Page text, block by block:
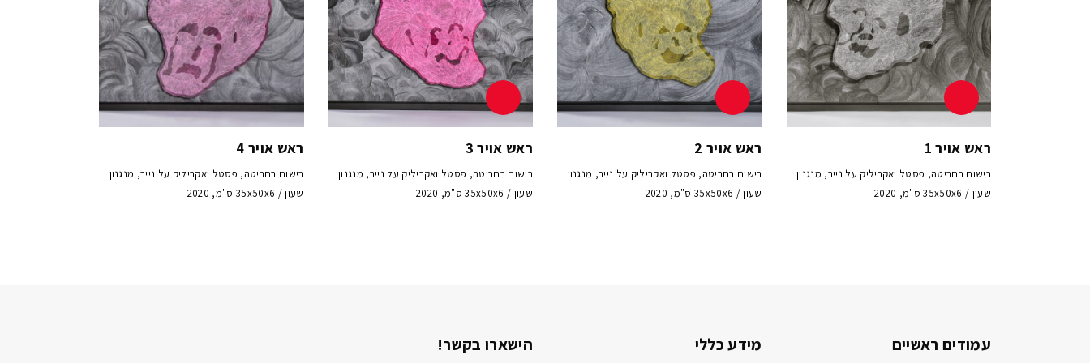
ראש אויר 1
רישום בחריטה, פסטל ואקריליק על נייר, מנגנון
שעון / 35x50x6 ס"מ, 2020
ראש אויר 2
רישום בחריטה, פסטל ואקריליק על נייר, מנגנון
שעון / 35x50x6 ס"מ, 2020
ראש אויר 3
רישום בחריטה, פסטל ואקריליק על נייר, מנגנון
שעון / 35x50x6 ס"מ, 2020
ראש אויר 4
רישום בחריטה, פסטל ואקריליק על נייר, מנגנון
שעון / 35x50x6 ס"מ, 2020
עמודים ראשיים מידע כללי הישארו בקשר!